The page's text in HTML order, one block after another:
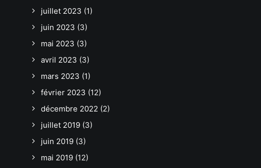
juillet 2023 (1)
juin 2023 (3)
mai 2023 (3)
avril 2023 (3)
mars 2023 (1)
février 2023 (12)
décembre 2022 (2)
juillet 2019 (3)
juin 2019 (3)
mai 2019 (12)